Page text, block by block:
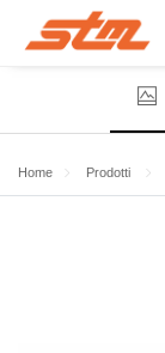
Home Prodotti